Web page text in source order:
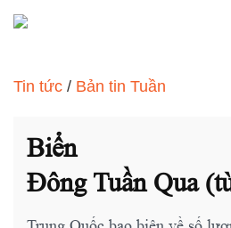
Tin tức / Bản tin Tuần
Biển
Đông Tuần Qua